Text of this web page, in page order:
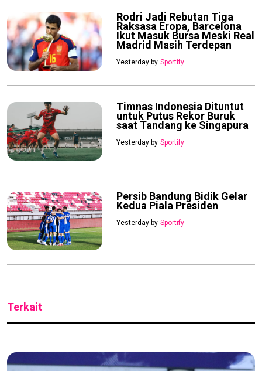
Rodri Jadi Rebutan Tiga
Raksasa Eropa, Barcelona
Ikut Masuk Bursa Meski Real
Madrid Masih Terdepan
Yesterday by Sportify
Timnas Indonesia Dituntut
untuk Putus Rekor Buruk
saat Tandang ke Singapura
Yesterday by Sportify
Persib Bandung Bidik Gelar
Kedua Piala Presiden
Yesterday by Sportify
Terkait